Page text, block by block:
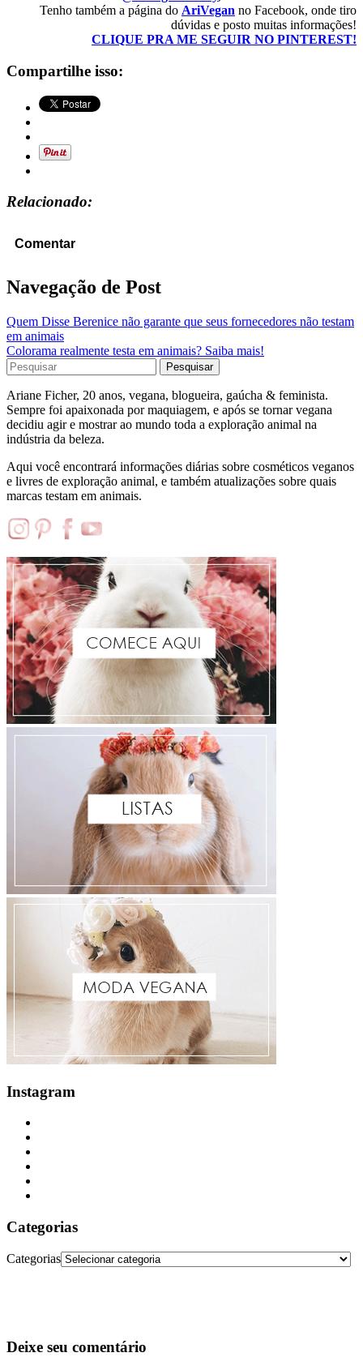
Tenho também a página do AriVegan no Facebook, onde tiro
dúvidas e posto muitas informações!
CLIQUE PRA ME SEGUIR NO PINTEREST!
Compartilhe isso:
Relacionado:
Comentar
Navegação de Post
Quem Disse Berenice não garante que seus fornecedores não testam
em animais
Colorama realmente testa em animais? Saiba mais!
Pesquisar
Ariane Ficher, 20 anos, vegana, blogueira, gaúcha & feminista.
Sempre foi apaixonada por maquiagem, e após se tornar vegana
decidiu agir e mostrar ao mundo toda a exploração animal na
indústria da beleza.
Aqui você encontrará informações diárias sobre cosméticos veganos
e livres de exploração animal, e também atualizações sobre quais
marcas testam em animais.
Instagram
Categorias
Categorias
Deixe seu comentário